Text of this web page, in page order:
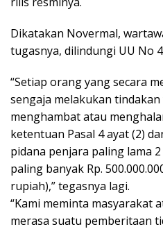
Dikatakan Novermal,
tugasnya, dilindungi UU No
“Setiap orang yang secara
sengaja melakukan
menghambat atau
ketentuan Pasal 4 ayat (2)
pidana penjara paling lama
paling banyak Rp.
rupiah),” tegasnya lagi.
“Kami meminta masyarakat
merasa suatu pemberitaan